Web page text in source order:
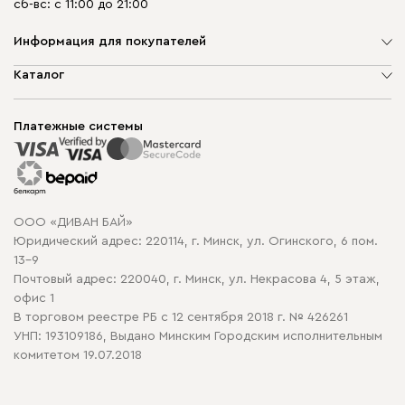
сб-вс: с 11:00 до 21:00
Информация для покупателей
О компании
Способы оплаты
Рассрочка и кредит
Гарантия
Карта сайта
Политика конфиденциальности
Политика в отношении обработки cookie
Каталог
Корпусная мебель
Распродажа мебели
Платежные системы
ООО «ДИВАН БАЙ»
Юридический адрес: 220114, г. Минск, ул. Огинского, 6 пом.
13-9
Почтовый адрес: 220040, г. Минск, ул. Некрасова 4, 5 этаж,
офис 1
В торговом реестре РБ с 12 сентября 2018 г. № 426261
УНП: 193109186, Выдано Минским Городским исполнительным
комитетом 19.07.2018